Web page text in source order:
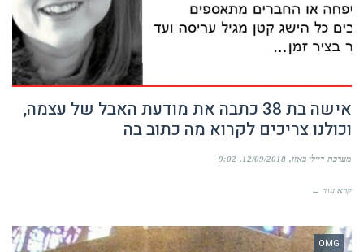
אישה בת 38 כתבה את מודעת האבל של עצמה,
וכולנו צריכים לקרוא מה כתוב בה
מערכת דיילי באזז 12/09/2018
9:02
קרא עוד ←
OMG